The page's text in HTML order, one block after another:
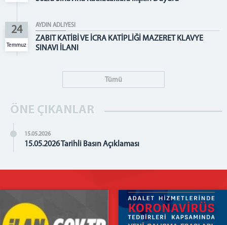
ÇİNE ADLİYESİ
İLETİŞİM
24
Temmuz
AYDIN ADLİYESİ
ZABIT KATİBİ VE İCRA KATİPLİĞİ MAZERET KLAVYE
SINAVI İLANI
Tümü
ÖNE ÇIKANLAR
15.05.2026
15.05.2026 Tarihli Basın Açıklaması